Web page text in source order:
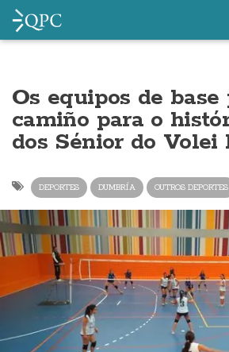
Os equipos de base
camiño para o
dos Sénior do Volei
DEPORTES DUMBRÍA OUTROS DEPORTES